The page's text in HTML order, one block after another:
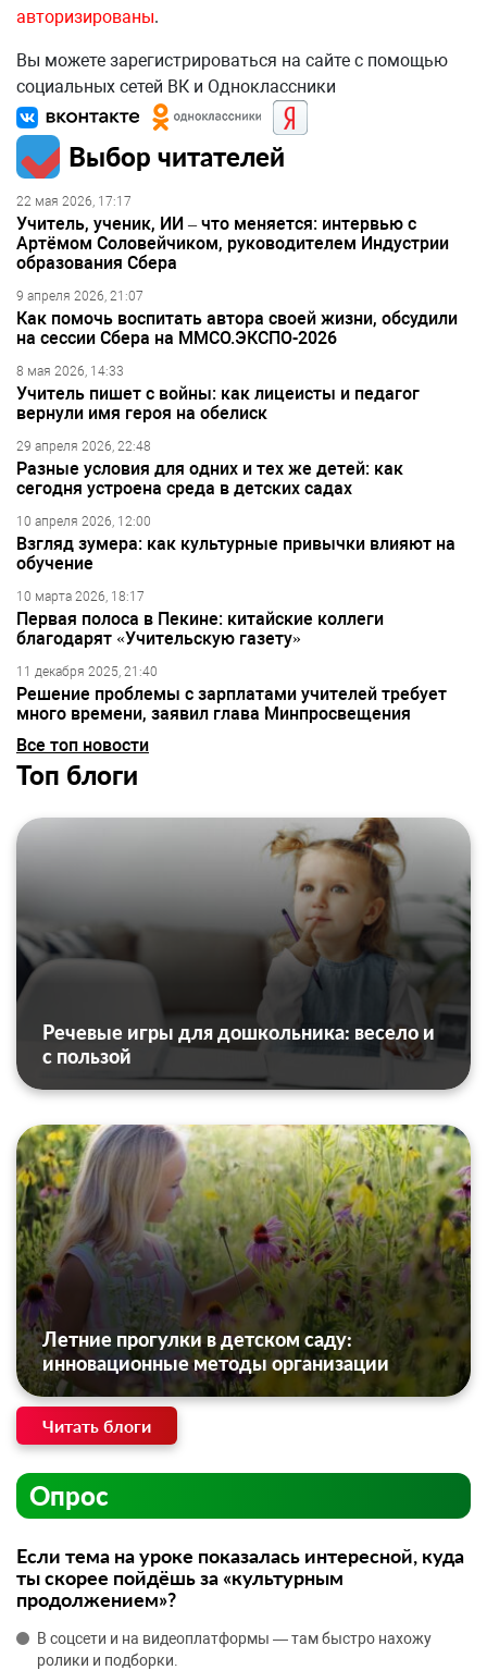
авторизированы.
Вы можете зарегистрироваться на сайте с помощью
социальных сетей ВК и Одноклассники
Выбор читателей
22 мая 2026, 17:17
Учитель, ученик, ИИ – что меняется: интервью с
Артёмом Соловейчиком, руководителем Индустрии
образования Сбера
9 апреля 2026, 21:07
Как помочь воспитать автора своей жизни, обсудили
на сессии Сбера на ММСО.ЭКСПО-2026
8 мая 2026, 14:33
Учитель пишет с войны: как лицеисты и педагог
вернули имя героя на обелиск
29 апреля 2026, 22:48
Разные условия для одних и тех же детей: как
сегодня устроена среда в детских садах
10 апреля 2026, 12:00
Взгляд зумера: как культурные привычки влияют на
обучение
10 марта 2026, 18:17
Первая полоса в Пекине: китайские коллеги
благодарят «Учительскую газету»
11 декабря 2025, 21:40
Решение проблемы с зарплатами учителей требует
много времени, заявил глава Минпросвещения
Все топ новости
Топ блоги
Речевые игры для дошкольника: весело и
с пользой
Летние прогулки в детском саду:
инновационные методы организации
Читать блоги
Опрос
Если тема на уроке показалась интересной, куда
ты скорее пойдёшь за «культурным
продолжением»?
В соцсети и на видеоплатформы — там быстро нахожу
ролики и подборки.